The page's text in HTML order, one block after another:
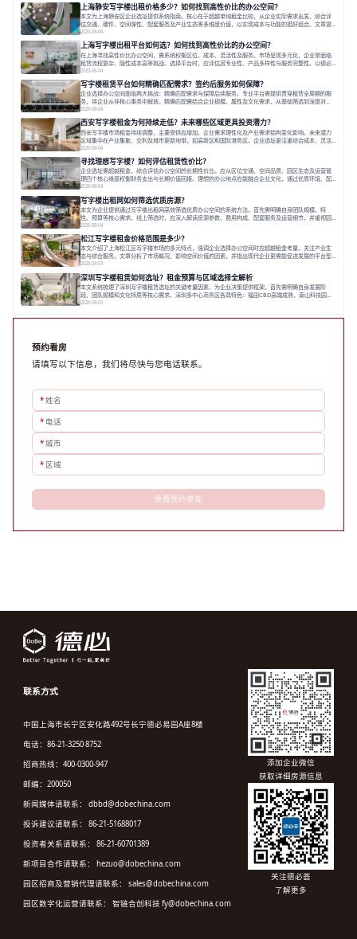
上海静安写字楼出租价格多少？如何找到高性价比的办公空间？
本文为上海静安区企业选址提供系统指南。核心在于超越单纯租金比较，从企业实际需求出发，综合评
估交通、硬件、空间弹性、配套服务及产业生态等多维度价值，以实现成本与功能的挺好组合。文章提
出打破固定工位思维，采用精装灵活空间与共享配套以提升性价比，并通过不同规模企业的实际案例加
以说明。之后指出，专业运营服务商提供的稳定环境、社群活动与产业集聚等增值服务，是很大化空间
价值、助力企业成长的关键。对于许多在
2026-08-04
上海写字楼出租平台如何选？如何找到高性价比的办公空间？
在上海寻找高性价比办公空间，需系统权衡区位、成本、灵活性及服务。市场呈现多元化，企业常面临
租赁流程复杂、隐性成本高等挑战。选择平台时，应评估其专业性、产品多样性与服务完整性。以德必
为例，其提供从空间到生态的解决方案，通过特色园区、灵活产品和丰富配套，满足不同企业需求。企
业应明确自身需求，实地考察，选择能支持长期发展、提升竞争力的办公空间。在上海寻找合适的办公
空间，对于企业行政负责人、中小企业主
2026-08-04
写字楼租赁平台如何精确匹配需求？签约后服务如何保障？
企业选择办公空间面临两大挑战：精确匹配需求与保障后续服务。专业平台需提供贯穿租赁全周期的服
务，将企业从非核心事务中解放。精确匹配需结合企业规模、属性及文化需求，从基础筛选到深度对
接；签约后则需构建覆盖硬件运维、共享配套及专业物业的全周期保障体系。德必集团通过标准化服务
与个性化运营结合，以全国布局和产业生态圈为企业提供稳定支持，体现了从信息撮合到深度服务的能
力转变。在为企业寻找办公空间的过程中，
2026-08-04
西安写字楼租金为何持续走低？未来哪些区域更具投资潜力？
西安写字楼市场租金持续调整，主要受供应增加、企业需求理性化及产业需求结构变化影响。未来潜力
区域集中在产业集聚、交利及城市更新地带，如高新区和国际港务区。企业选址更注重综合成本、灵活
性与员工体验，倾向于提供全包式服务的办公空间。专业运营方通过空间优化与社群服务，助力企业成
长，推动市场向多元化、高性价比方向发展。近年来，西安写字楼市场呈现出租金持续调整的态势，这
一现象引发了的广泛关注。作为西部重要
2026-08-04
寻找理想写字楼？如何评估租赁性价比？
企业选址需超越租金，综合评估办公空间的长期性价比。应从区位交通、空间品质、园区生态及运营管
理四个核心维度权衡财务支出与长期价值回报。理想的办公地点应能融合企业文化，通过优质环境、配
套服务及社群资源赋能业务增长，实现成本与价值的平衡。对于许多正在成长或寻求稳定发展的企业而
言，寻找一处合适的办公空间是一项至关重要的决策。这不仅关系到团队的日常工作效率与协作氛围，
更直接影响着企业的品牌形象、运营成本
2026-08-04
写字楼出租网如何筛选优质房源？
本文为企业提供通过写字楼出租网高效筛选优质办公空间的系统方法。首先需明确自身团队规模、特
性、预算等核心需求。线上筛选时，应深入解读房源参数、费用构成、配套服务及运营细节，并重视园
区产业生态与交通区位价值。同时，需考察运营方的品牌背景与持续服务能力。完成线上初选后，必须
进行线下实地验证，核对空间实景、测试设施、感受园区氛围并确认合同条款，从而做出精确决策。在
数字化时代，写字楼出租网已成为企业寻找
2026-08-04
松江写字楼租金价格范围是多少？
本文介绍了上海松江区写字楼市场的多元特点，强调企业选择办公空间时应超越租金考量，关注产业生
态与综合服务。文章分析了市场概况、影响空间价值的因素，并指出现代企业更需能促进发展的平台型
空间。之后，以德必集团为例，说明运营方如何通过构建服务生态助力企业成长，建议企业系统评估需
求与长期价值，选择匹配的发展载体。对于许多寻求在上海松江区设立或扩展办公空间的企业而言，了
解该区域的写字楼市场概况是决策的首先
2026-08-03
深圳写字楼租赁如何选址？租金预算与区域选择全解析
本文系统梳理了深圳写字楼租赁选址的关键考量因素，为企业决策提供框架。首先需明确自身发展阶
段、团队规模和文化特质等核心需求。深圳多中心商务区各具特色：福田CBD高端成熟，南山科技园创
新活力强，前海具政策优势。除传统写字楼外，创意产业园注重生态与社群，适合文创、科技类企业。
款。选址是综合性战略决策，旨在让办公
2026-08-03
预约看房
请填写以下信息，我们将尽快与您电话联系。
*姓名
* 电话
*城市
* 区域
免费预约参观
联系方式
中国上海市长宁区安化路492号长宁德必易园A座8楼
电话：86-21-3250 8752
招商热线：400-0300-947
邮编：200050
新闻媒体请联系： dbbd@dobechina.com
投诉建议请联系： 86-21-51688017
投资者关系请联系： 86-21-60701389
新项目合作请联系： hezuo@dobechina.com
园区招商及营销代理请联系： sales@dobechina.com
园区数字化运营请联系： 智链合创科技 fy@dobechina.com
添加企业微信
获取详细房源信息
关注德必荟
了解更多